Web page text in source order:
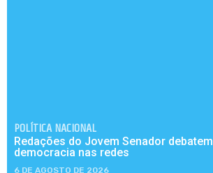
POLÍTICA NACIONAL
Redações do Jovem Senador debatem
democracia nas redes
6 DE AGOSTO DE 2026